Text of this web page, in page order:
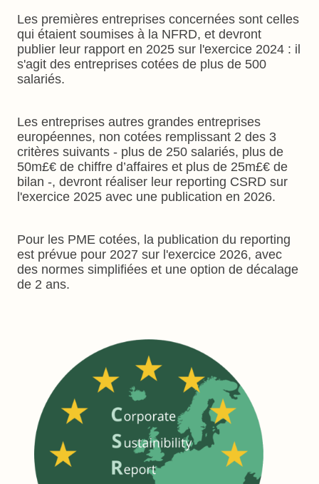
Les premières entreprises concernées sont celles
qui étaient soumises à la NFRD, et devront
publier leur rapport en 2025 sur l'exercice 2024 : il
s'agit des entreprises cotées de plus de 500
salariés.
Les entreprises autres grandes entreprises
européennes, non cotées remplissant 2 des 3
critères suivants - plus de 250 salariés, plus de
50m£€ de chiffre d’affaires et plus de 25m£€ de
bilan -, devront réaliser leur reporting CSRD sur
l'exercice 2025 avec une publication en 2026.
Pour les PME cotées, la publication du reporting
est prévue pour 2027 sur l'exercice 2026, avec
des normes simplifiées et une option de décalage
de 2 ans.